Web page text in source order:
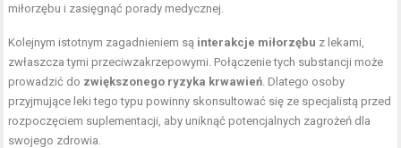
miłorzębu i zasięgnąć porady medycznej.
Kolejnym istotnym zagadnieniem są interakcje miłorzębu z lekami,
zwłaszcza tymi przeciwzakrzepowymi. Połączenie tych substancji może
prowadzić do zwiększonego ryzyka krwawień. Dlatego osoby
przyjmujące leki tego typu powinny skonsultować się ze specjalistą przed
rozpoczęciem suplementacji, aby uniknąć potencjalnych zagrożeń dla
swojego zdrowia.